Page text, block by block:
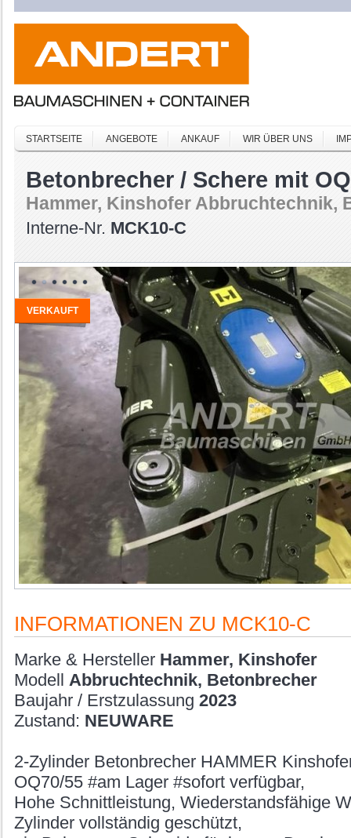
STARTSEITE ANGEBOTE ANKAUF WIR ÜBER UNS
Betonbrecher / Schere mit
Hammer, Kinshofer Abbruchtechnik,
Interne-Nr. MCK10-C
VERKAUFT
INFORMATIONEN ZU MCK10-C
Marke & Hersteller Hammer, Kinshofer
Modell Abbruchtechnik, Betonbrecher
Baujahr / Erstzulassung 2023
Zustand: NEUWARE
2-Zylinder Betonbrecher HAMMER
OQ70/55 #am Lager #sofort verfügbar,
Hohe Schnittleistung, Wiederstandsfähige
Zylinder vollständig geschützt,